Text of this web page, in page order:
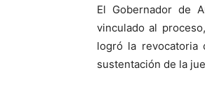
El Gobernador de
vinculado al
logró la revocatoria
sustentación de la